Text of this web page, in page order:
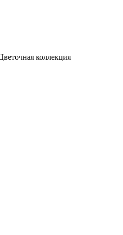
коллекция